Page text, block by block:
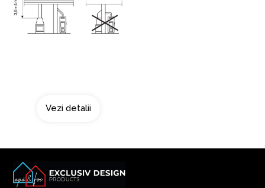
Vezi detalii